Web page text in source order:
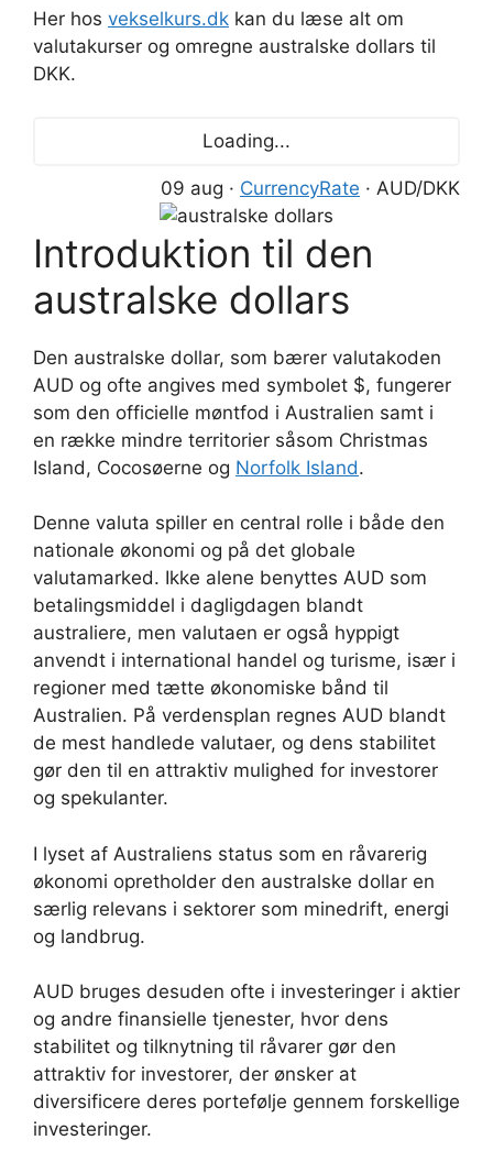
Her hos vekselkurs.dk kan du læse alt om
valutakurser og omregne australske dollars til
DKK.
Loading...
09 aug · CurrencyRate · AUD/DKK
Introduktion til den
australske dollars
Den australske dollar, som bærer valutakoden
AUD og ofte angives med symbolet $, fungerer
som den officielle møntfod i Australien samt i
en række mindre territorier såsom Christmas
Island, Cocosøerne og Norfolk Island.
Denne valuta spiller en central rolle i både den
nationale økonomi og på det globale
valutamarked. Ikke alene benyttes AUD som
betalingsmiddel i dagligdagen blandt
australiere, men valutaen er også hyppigt
anvendt i international handel og turisme, især i
regioner med tætte økonomiske bånd til
Australien. På verdensplan regnes AUD blandt
de mest handlede valutaer, og dens stabilitet
gør den til en attraktiv mulighed for investorer
og spekulanter.
I lyset af Australiens status som en råvarerig
økonomi opretholder den australske dollar en
særlig relevans i sektorer som minedrift, energi
og landbrug.
AUD bruges desuden ofte i investeringer i aktier
og andre finansielle tjenester, hvor dens
stabilitet og tilknytning til råvarer gør den
attraktiv for investorer, der ønsker at
diversificere deres portefølje gennem forskellige
investeringer.